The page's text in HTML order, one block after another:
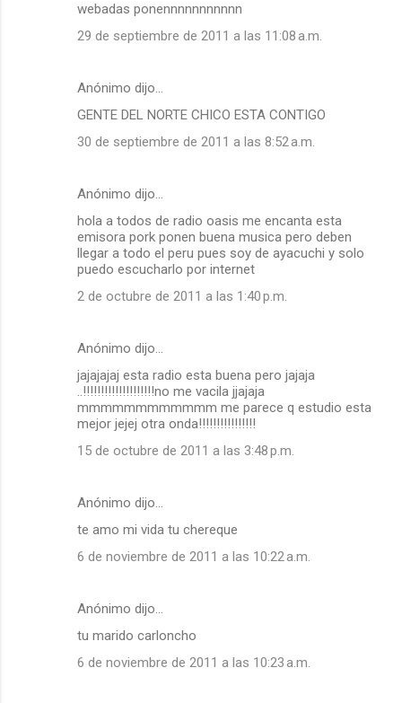
webadas ponennnnnnnnnnn
29 de septiembre de 2011 a las 11:08 a.m.
Anónimo dijo…
GENTE DEL NORTE CHICO ESTA CONTIGO
30 de septiembre de 2011 a las 8:52 a.m.
Anónimo dijo…
hola a todos de radio oasis me encanta esta
emisora pork ponen buena musica pero deben
llegar a todo el peru pues soy de ayacuchi y solo
puedo escucharlo por internet
2 de octubre de 2011 a las 1:40 p.m.
Anónimo dijo…
jajajajaj esta radio esta buena pero jajaja
..!!!!!!!!!!!!!!!!!!!!no me vacila jjajaja
mmmmmmmmmmmm me parece q estudio esta
mejor jejej otra onda!!!!!!!!!!!!!!!!
15 de octubre de 2011 a las 3:48 p.m.
Anónimo dijo…
te amo mi vida tu chereque
6 de noviembre de 2011 a las 10:22 a.m.
Anónimo dijo…
tu marido carloncho
6 de noviembre de 2011 a las 10:23 a.m.